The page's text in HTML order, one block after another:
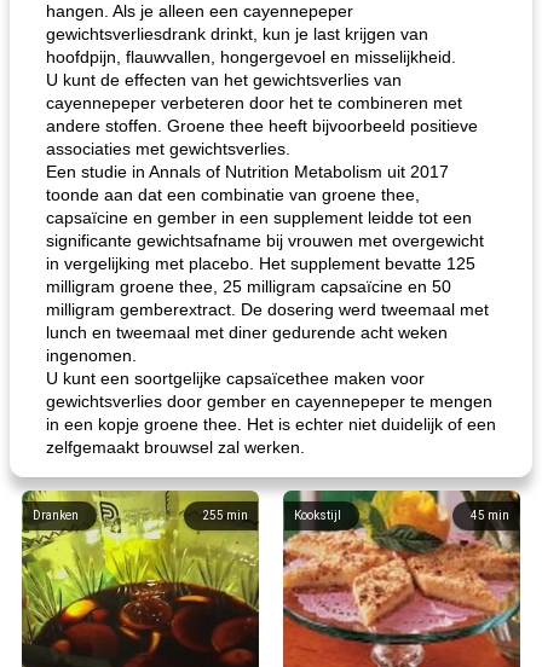
hangen. Als je alleen een cayennepeper
gewichtsverliesdrank drinkt, kun je last krijgen van
hoofdpijn, flauwvallen, hongergevoel en misselijkheid.
U kunt de effecten van het gewichtsverlies van
cayennepeper verbeteren door het te combineren met
andere stoffen. Groene thee heeft bijvoorbeeld positieve
associaties met gewichtsverlies.
Een studie in Annals of Nutrition Metabolism uit 2017
toonde aan dat een combinatie van groene thee,
capsaïcine en gember in een supplement leidde tot een
significante gewichtsafname bij vrouwen met overgewicht
in vergelijking met placebo. Het supplement bevatte 125
milligram groene thee, 25 milligram capsaïcine en 50
milligram gemberextract. De dosering werd tweemaal met
lunch en tweemaal met diner gedurende acht weken
ingenomen.
U kunt een soortgelijke capsaïcethee maken voor
gewichtsverlies door gember en cayennepeper te mengen
in een kopje groene thee. Het is echter niet duidelijk of een
zelfgemaakt brouwsel zal werken.
255min
Dranken 45 min
Kookstijl